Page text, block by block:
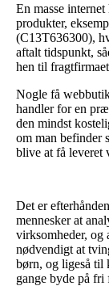
En masse
produkter,
(C13T636300),
aftalt tidspunkt,
hen til
Nogle få
handler for en
den mindst
om man befinder
blive at få leveret
Det er
mennesker at
virksomheder, og
nødvendigt at
børn, og ligeså til
gange byde på fri